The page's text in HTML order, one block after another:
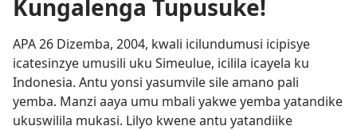
Kungalenga Tupusuke!
APA 26 Dizemba, 2004, kwali icilundumusi icipisye
icatesinzye umusili uku Simeulue, icilila icayela ku
Indonesia. Antu yonsi yasumvile sile amano pali
yemba. Manzi aaya umu mbali yakwe yemba yatandike
ukuswilila mukasi. Lilyo kwene antu yatandiike